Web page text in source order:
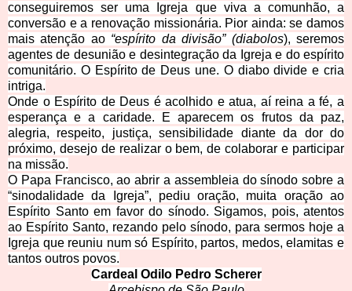
conseguiremos ser uma Igreja que viva a comunhão, a
conversão e a renovação missionária. Pior ainda: se damos
mais atenção ao “espírito da divisão” (diabolos), seremos
agentes de desunião e desintegração da Igreja e do espírito
comunitário. O Espírito de Deus une. O diabo divide e cria
intriga.
Onde o Espírito de Deus é acolhido e atua, aí reina a fé, a
esperança e a caridade. E aparecem os frutos da paz,
alegria, respeito, justiça, sensibilidade diante da dor do
próximo, desejo de realizar o bem, de colaborar e participar
na missão.
O Papa Francisco, ao abrir a assembleia do sínodo sobre a
“sinodalidade da Igreja”, pediu oração, muita oração ao
Espírito Santo em favor do sínodo. Sigamos, pois, atentos
ao Espírito Santo, rezando pelo sínodo, para sermos hoje a
Igreja que reuniu num só Espírito, partos, medos, elamitas e
tantos outros povos.
Cardeal Odilo Pedro Scherer